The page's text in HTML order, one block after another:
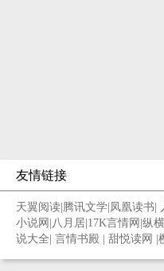
友情链接
天翼阅读 腾讯文学 凤凰读书
小说网 八月居 17K言情网 纵
说大全 言情书殿 甜悦读网